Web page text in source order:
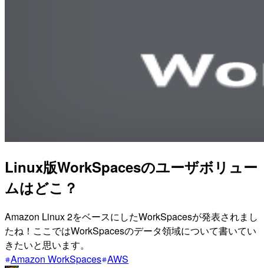
Linux版WorkSpacesのユーザボリュー
ムはどこ？
Amazon Linux 2をベースにしたWorkSpacesが発表されまし
たね！ここではWorkSpacesのデータ領域について書いてい
きたいと思います。
Amazon WorkSpaces AWS